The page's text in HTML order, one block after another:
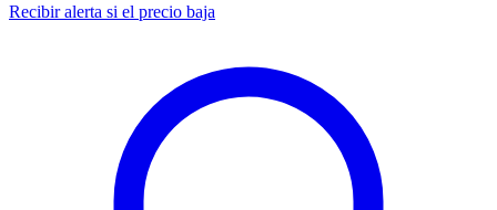
Recibir alerta si el precio baja